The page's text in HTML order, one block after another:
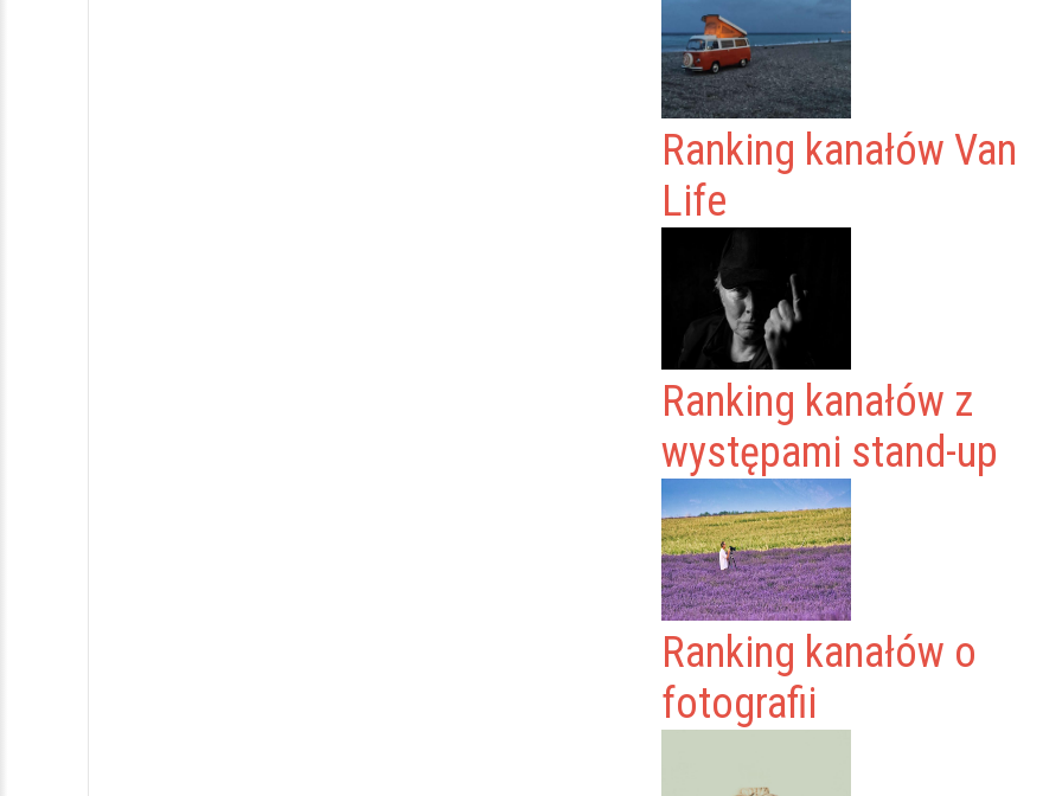
Ranking kanałów Van
Life
Ranking kanałów z
występami stand-up
Ranking kanałów o
fotografii